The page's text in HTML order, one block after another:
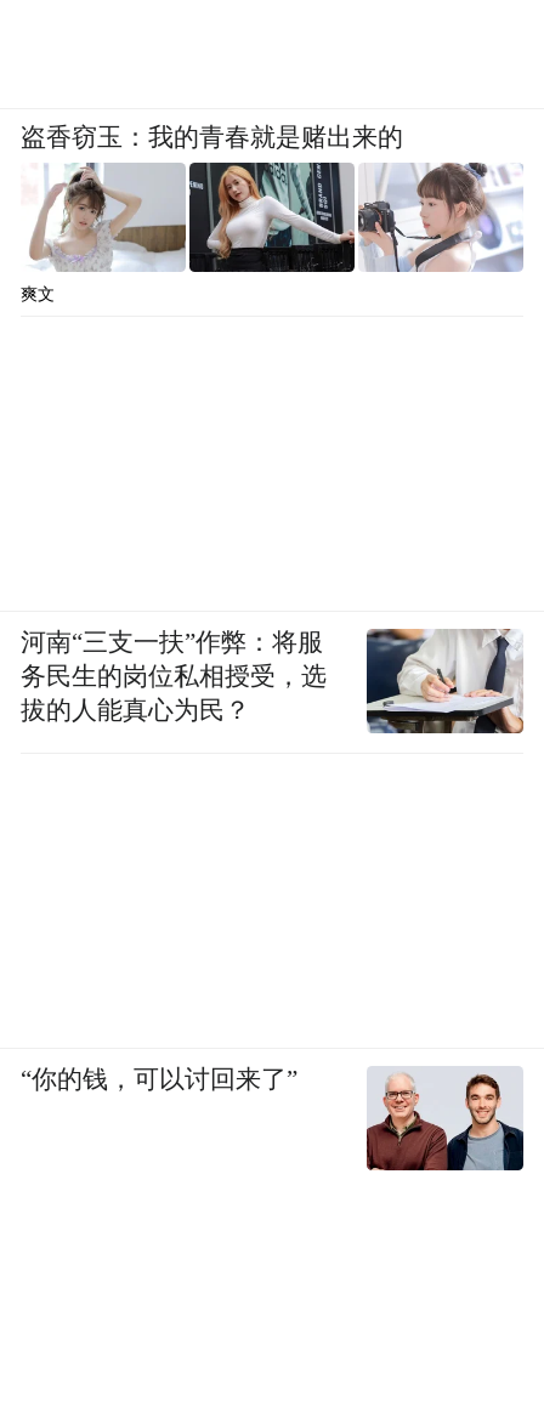
盗香窃玉：我的青春就是赌出来的
爽文
河南“三支一扶”作弊：将服
务民生的岗位私相授受，选
拔的人能真心为民？
“你的钱，可以讨回来了”